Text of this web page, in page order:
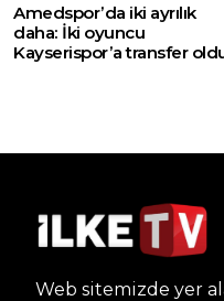
Amedspor’da iki ayrılık
daha: İki oyuncu
Kayserispor’a transfer
Web sitemizde yer